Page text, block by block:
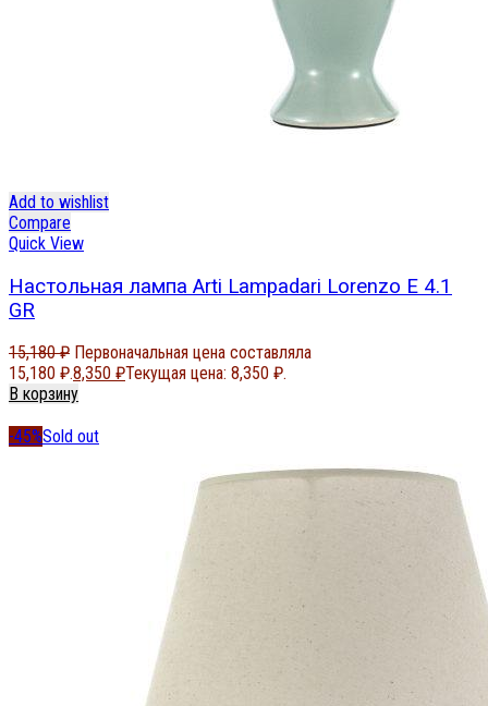
Add to wishlist
Compare
Quick View
Настольная лампа Arti Lampadari Lorenzo E 4.1
GR
15,180₽ Первоначальная цена составляла
15,180 ₽.8,350 ₽Текущая цена: 8,350 ₽.
В корзину
-45%Sold out